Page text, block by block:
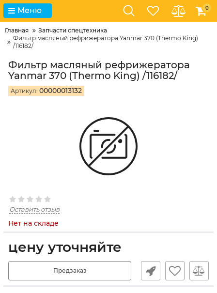
Меню 0
Главная
Запчасти спецтехника
Фильтр масляный рефрижератора Yanmar 370 (Thermo King)
/116182/
Фильтр масляный рефрижератора
Yanmar 370 (Thermo King) /116182/
Артикул: 00000013132
Оставить отзыв
Нет на складе
цену уточняйте
Предзаказ